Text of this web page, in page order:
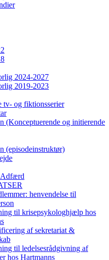
2024-2027
2019-2023
tv- og fiktionsserier
(Konceptuerende og initierende
(episodeinstruktør)
Adfærd
henvendelse til
til krisepsykologhjælp hos
af sekretariat &
til ledelsesrådgivning af
hos Hartmanns